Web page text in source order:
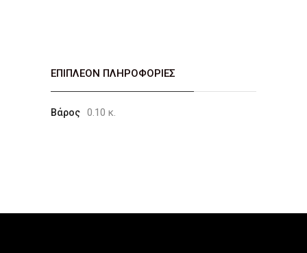
ΕΠΙΠΛΈΟΝ ΠΛΗΡΟΦΟΡΊΕΣ
Βάρος 0.10 κ.